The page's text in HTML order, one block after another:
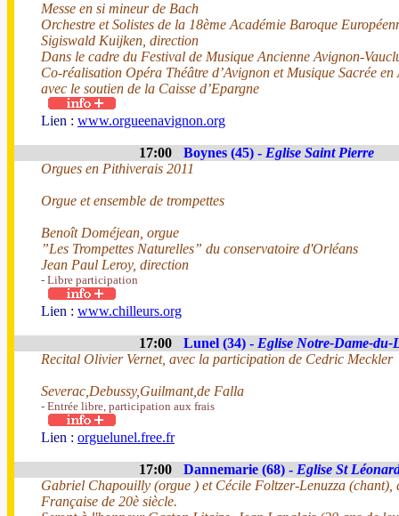
Messe en si mineur de Bach
Orchestre et Solistes de la 18ème Académie Baroque
Sigiswald Kuijken, direction
Dans le cadre du Festival de Musique Ancienne Avignon-
Co-réalisation Opéra Théâtre d’Avignon et Musique Sacrée en
avec le soutien de la Caisse d’Epargne
Lien : www.orgueenavignon.org
17:00 Boynes (45) - Eglise Saint Pierre
Orgues en Pithiverais 2011
Orgue et ensemble de trompettes
Benoît Doméjean, orgue
”Les Trompettes Naturelles” du conservatoire d'Orléans
Jean Paul Leroy, direction
- Libre participation
Lien : www.chilleurs.org
17:00 Lunel (34) - Eglise Notre-Dame-du-
Recital Olivier Vernet, avec la participation de Cedric Meckler
Severac,Debussy,Guilmant,de Falla
- Entrée libre, participation aux frais
Lien : orguelunel.free.fr
17:00 Dannemarie (68) - Eglise St
Gabriel Chapouilly (orgue ) et Cécile Foltzer-Lenuzza (chant),
Française de 20è siècle.